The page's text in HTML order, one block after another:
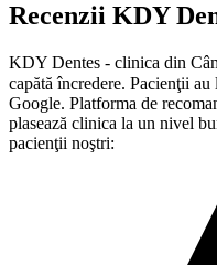
Recenzii KDY
KDY Dentes - clinica din
capătă încredere. Pacienţii
Google. Platforma de
plasează clinica la un nivel
pacienţii noştri: